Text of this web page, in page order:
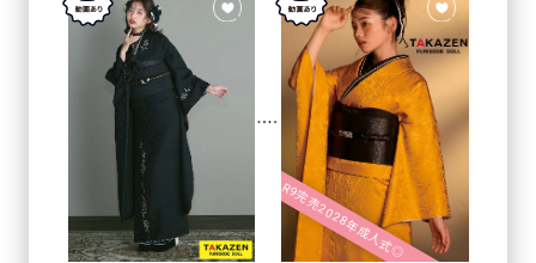
R9完売2028年成人式◎